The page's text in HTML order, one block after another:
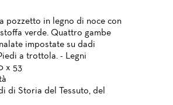
pozzetto in legno di noce con
verde. Quattro gambe
impostate su dadi
a trottola. - Legni
x 53
di Storia del Tessuto, del